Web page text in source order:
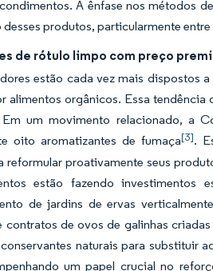
A ênfase nos métodos
desses produtos, particularmente
de rótulo limpo com preço
estão cada vez mais dispostos
alimentos orgânicos. Essa
um movimento relacionado, a
oito aromatizantes de fumaça[3].
reformular proativamente seus
estão fazendo investimentos
de jardins de ervas
contratos de ovos de galinhas
naturais para substituir
um papel crucial no